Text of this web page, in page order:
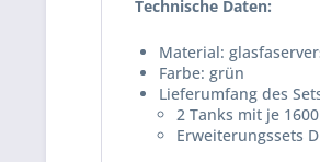
Technische Daten:
Material:
Farbe: grün
Lieferumfang des
2 Tanks mit je
Erweiterungssets